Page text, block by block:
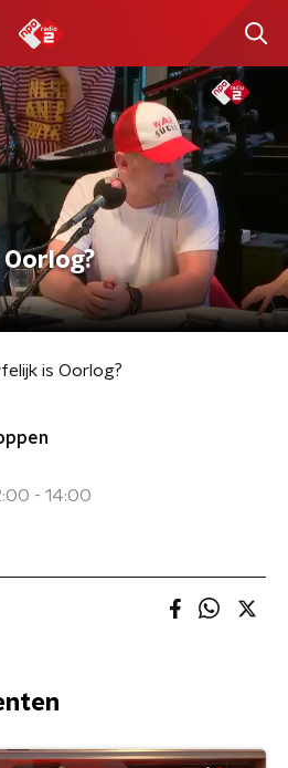
is Oorlog?
- 14:00